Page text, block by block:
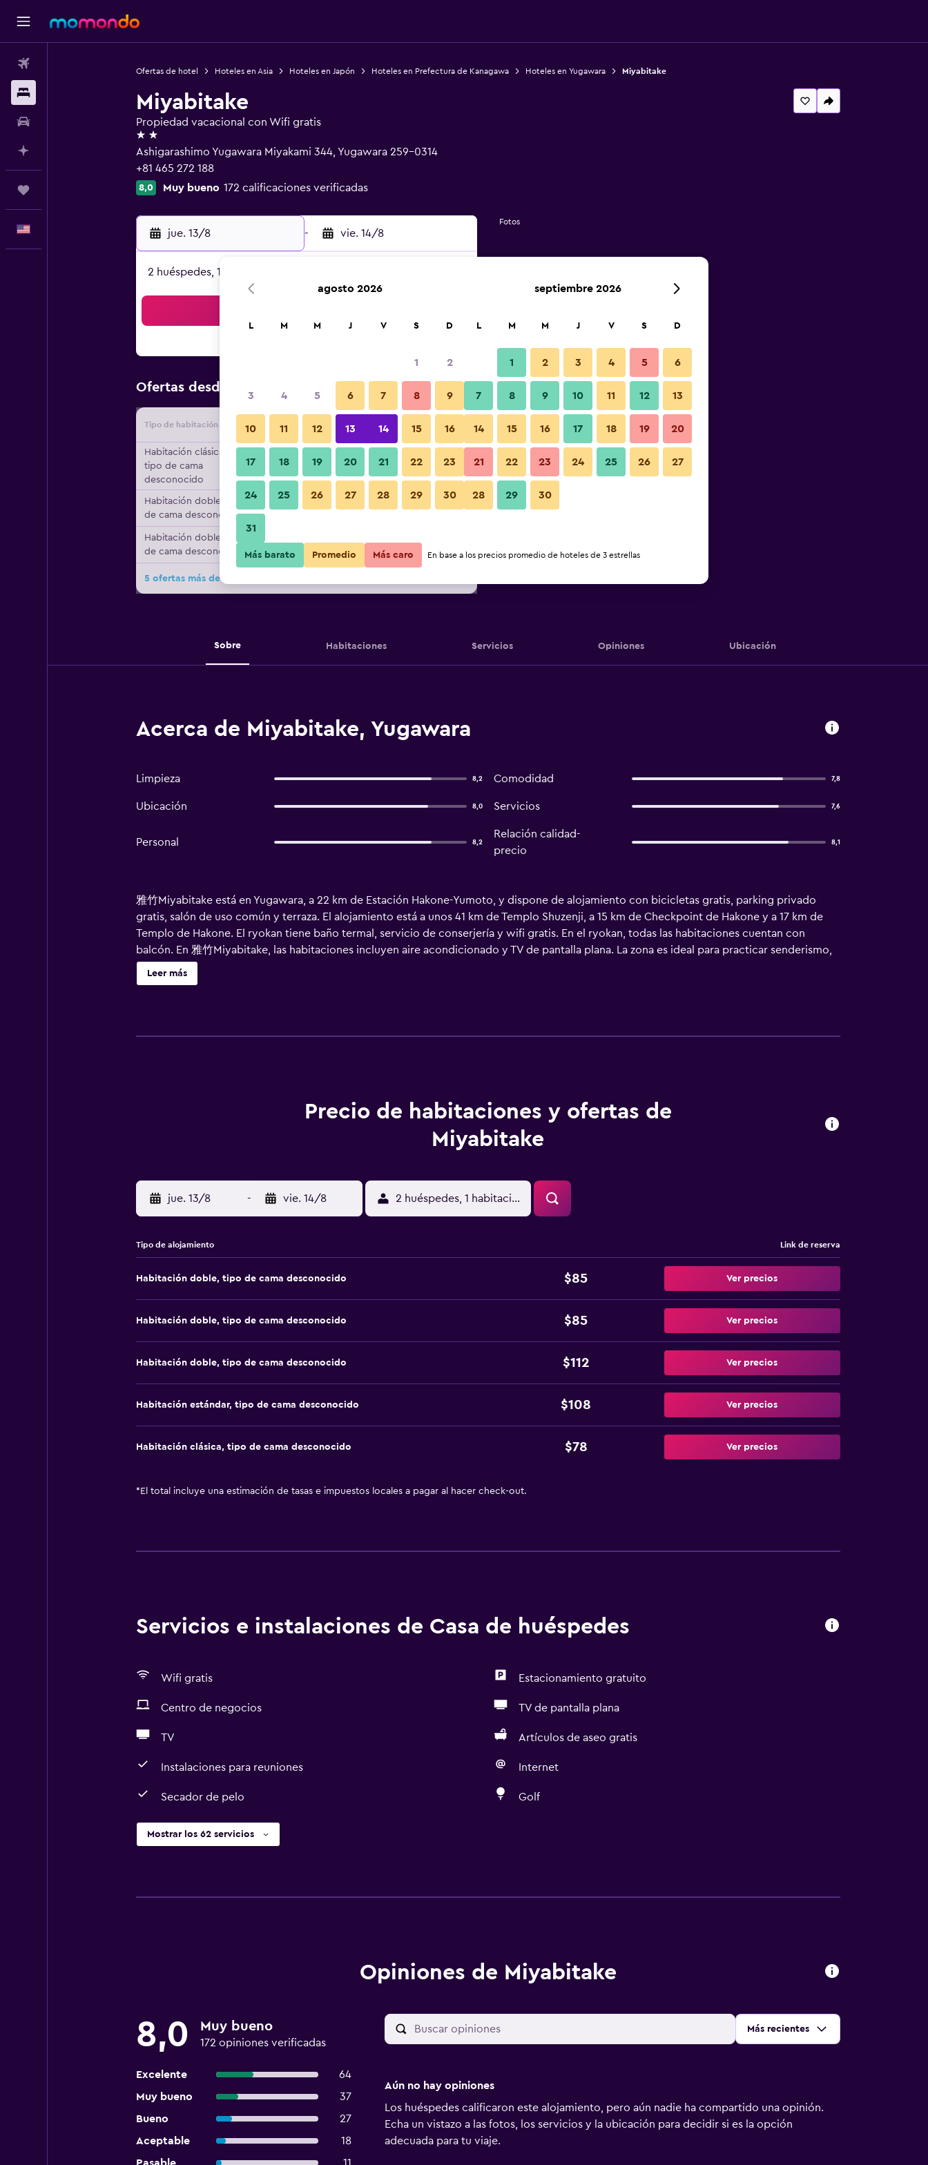
Ofertas de hotel Hoteles en Asia Hoteles en Japón Hoteles en Prefectura de Kanagawa Hoteles en Yugawara Miyabitake
Miyabitake
Propiedad vacacional con Wifi gratis
2 estrellas
Ashigarashimo Yugawara Miyakami 344, Yugawara 259-0314
+81 465 272 188
8,0 Muy bueno 172 calificaciones verificadas
jue. 13/8 - vie. 14/8
2 huéspedes, 1 habitación
Ofertas desde Oferta más barata de precio por noche
Tipo de habitación Proveedor Total noche
Habitación clásica,
tipo de cama
desconocido
$78 Ver oferta
Habitación doble, tipo
de cama desconocido
$85 Ver oferta
Habitación doble, tipo
de cama desconocido
$85 Ver oferta
5 ofertas más de Miyabitake
Fotos
Sobre Habitaciones Servicios Opiniones Ubicación
Acerca de Miyabitake, Yugawara
Limpieza 8,2 Comodidad 7,8
Ubicación 8,0 Servicios 7,6
Personal 8,2
Relación calidad-
precio
8,1
雅竹Miyabitake está en Yugawara, a 22 km de Estación Hakone-Yumoto, y dispone de alojamiento con bicicletas gratis, parking privado
gratis, salón de uso común y terraza. El alojamiento está a unos 41 km de Templo Shuzenji, a 15 km de Checkpoint de Hakone y a 17 km de
Templo de Hakone. El ryokan tiene baño termal, servicio de conserjería y wifi gratis. En el ryokan, todas las habitaciones cuentan con
balcón. En 雅竹Miyabitake, las habitaciones incluyen aire acondicionado y TV de pantalla plana. La zona es ideal para practicar senderismo,
y en el alojamiento hay alquiler de coches. En recepción se hablan varios idiomas, como inglés, japonés y chino mandarín. Lago Ashi está a
19 km del alojamiento.
Leer más
Precio de habitaciones y ofertas de
Miyabitake
jue. 13/8 - vie. 14/8 2 huéspedes, 1 habitación
Tipo de alojamiento Link de reserva
Habitación doble, tipo de cama desconocido $85 Ver precios
Habitación doble, tipo de cama desconocido $85 Ver precios
Habitación doble, tipo de cama desconocido $112 Ver precios
Habitación estándar, tipo de cama desconocido $108 Ver precios
Habitación clásica, tipo de cama desconocido $78 Ver precios
* El total incluye una estimación de tasas e impuestos locales a pagar al hacer check-out.
Servicios e instalaciones de Casa de huéspedes
Wifi gratis Estacionamiento gratuito
Centro de negocios TV de pantalla plana
TV Artículos de aseo gratis
Instalaciones para reuniones Internet
Secador de pelo Golf
Mostrar los 62 servicios
Opiniones de Miyabitake
8,0 Muy bueno
172 opiniones verificadas
Excelente
64
Muy bueno
37
Bueno
27
Aceptable
18
Ordenar por:
Más recientes
Aún no hay opiniones
Los huéspedes calificaron este alojamiento, pero aún nadie ha compartido una opinión.
Echa un vistazo a las fotos, los servicios y la ubicación para decidir si es la opción
adecuada para tu viaje.
agosto 2026
L M M J V S D
1 2
3 4 5 6 7 8 9
10 11 12 13 14 15 16
17 18 19 20 21 22 23
24 25 26 27 28 29 30
31
septiembre 2026
L M M J V S D
1 2 3 4 5 6
7 8 9 10 11 12 13
14 15 16 17 18 19 20
21 22 23 24 25 26 27
28 29 30
Más barato Promedio Más caro En base a los precios promedio de hoteles de 3 estrellas